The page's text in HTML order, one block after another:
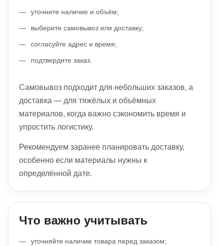
уточните наличие и объём;
выберите самовывоз или доставку;
согласуйте адрес и время;
подтвердите заказ.
Самовывоз подходит для небольших заказов, а
доставка — для тяжёлых и объёмных
материалов, когда важно сэкономить время и
упростить логистику.
Рекомендуем заранее планировать доставку,
особенно если материалы нужны к
определённой дате.
Что важно учитывать
уточняйте наличие товара перед заказом;